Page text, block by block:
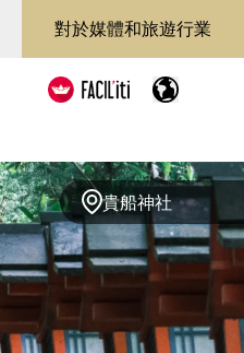
對於媒體和旅遊行業
貴船神社